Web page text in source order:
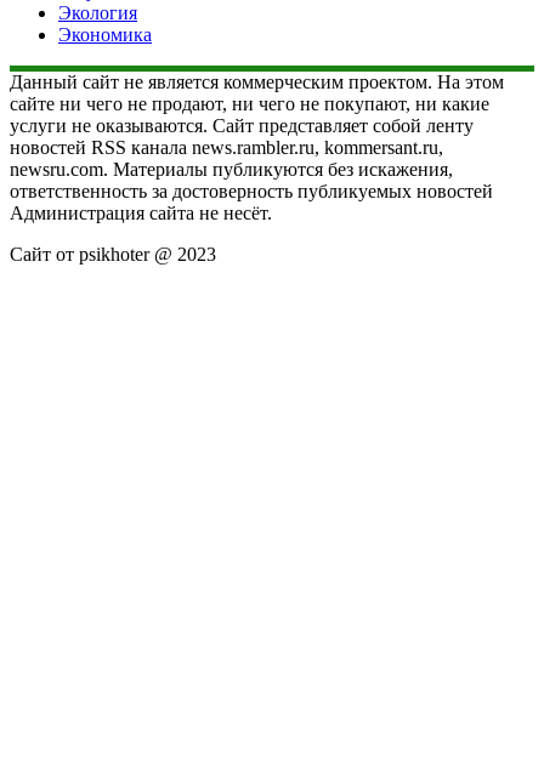
Экология
Экономика
Данный сайт не является коммерческим проектом. На этом
сайте ни чего не продают, ни чего не покупают, ни какие
услуги не оказываются. Сайт представляет собой ленту
новостей RSS канала news.rambler.ru, kommersant.ru,
newsru.com. Материалы публикуются без искажения,
ответственность за достоверность публикуемых новостей
Администрация сайта не несёт.
Сайт от psikhoter @ 2023